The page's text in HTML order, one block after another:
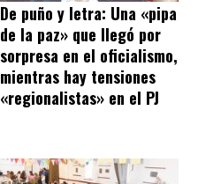
De puño y letra: Una «pipa
de la paz» que llegó por
sorpresa en el oficialismo,
mientras hay tensiones
«regionalistas» en el PJ